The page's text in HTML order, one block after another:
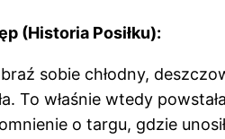
(Historia Posiłku):
sobie chłodny,
To właśnie wtedy
o targu, gdzie